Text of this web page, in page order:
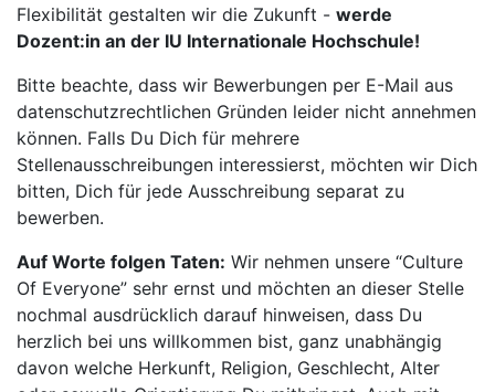
Flexibilität gestalten wir die Zukunft - werde
Dozent:in an der IU Internationale Hochschule!
Bitte beachte, dass wir Bewerbungen per E-Mail aus
datenschutzrechtlichen Gründen leider nicht annehmen
können. Falls Du Dich für mehrere
Stellenausschreibungen interessierst, möchten wir Dich
bitten, Dich für jede Ausschreibung separat zu
bewerben.
Auf Worte folgen Taten: Wir nehmen unsere “Culture
Of Everyone” sehr ernst und möchten an dieser Stelle
nochmal ausdrücklich darauf hinweisen, dass Du
herzlich bei uns willkommen bist, ganz unabhängig
davon welche Herkunft, Religion, Geschlecht, Alter